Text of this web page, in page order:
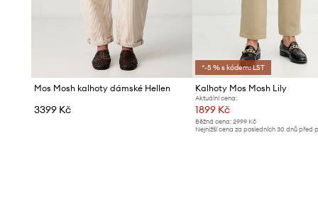
Mos Mosh kalhoty dámské Hellen
3399 Kč
*-5 % s kódem: LST
Kalhoty Mos Mosh Lily
Aktuální cena:
1899 Kč
Běžná cena:2999 Kč
Nejnižší cena za posledních 30 dnů před